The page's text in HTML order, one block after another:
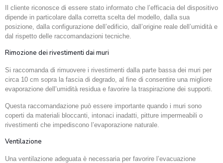
Il cliente riconosce di essere stato informato che l’efficacia del dispositivo
dipende in particolare dalla corretta scelta del modello, dalla sua
posizione, dalla configurazione dell’edificio, dall’origine reale dell’umidità e
dal rispetto delle raccomandazioni tecniche.
Rimozione dei rivestimenti dai muri
Si raccomanda di rimuovere i rivestimenti dalla parte bassa dei muri per
circa 10 cm sopra la fascia di degrado, al fine di consentire una migliore
evaporazione dell’umidità residua e favorire la traspirazione dei supporti.
Questa raccomandazione può essere importante quando i muri sono
coperti da materiali bloccanti, intonaci inadatti, pitture impermeabili o
rivestimenti che impediscono l’evaporazione naturale.
Ventilazione
Una ventilazione adeguata è necessaria per favorire l’evacuazione